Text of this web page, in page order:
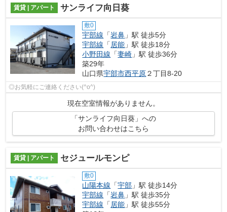
賃貸 | アパート サンライフ向日葵
敷0
宇部線 「岩鼻 」駅 徒歩5分
宇部線 「居能 」駅 徒歩18分
小野田線 「妻崎 」駅 徒歩36分
築29年
山口県宇部市西平原２丁目8-20
◎お気軽にご連絡ください(^o^)
現在空室情報がありません。
「サンライフ向日葵」への
お問い合わせはこちら
賃貸 | アパート セジュールモンピ
敷0
山陽本線 「宇部 」駅 徒歩14分
宇部線 「岩鼻 」駅 徒歩35分
宇部線 「 居能 」駅 徒歩55分